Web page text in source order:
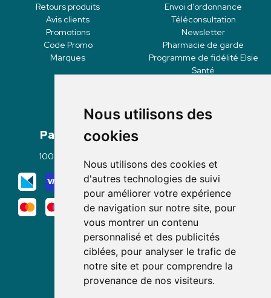
Nous utilisons des
cookies
Nous utilisons des cookies et
d'autres technologies de suivi
pour améliorer votre expérience
de navigation sur notre site, pour
vous montrer un contenu
personnalisé et des publicités
ciblées, pour analyser le trafic de
notre site et pour comprendre la
provenance de nos visiteurs.
Retours produits
Avis clients
Promotions
Code Promo
Marques
Envoi d’ordonnance
Téléconsultation
Newsletter
Pharmacie de garde
Programme de fidélité Elsie
Santé
Paiement
100% sécurisé
Mode de livraison
Nous suivre